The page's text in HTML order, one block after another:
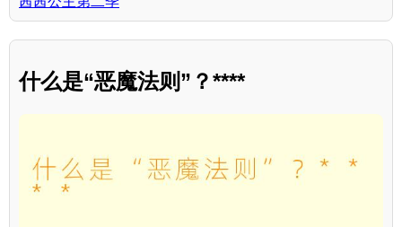
什么是“恶魔法则”？****